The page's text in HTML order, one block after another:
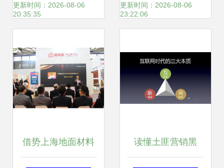
学技术奖281项获
海网络技术服务闪
耀创新之光
更新时间：2026-08-06
20:35:35
时代的弄潮儿
更新时间：2026-08-06
23:22:06
借势上海地面材料 读懂土匪营销黑